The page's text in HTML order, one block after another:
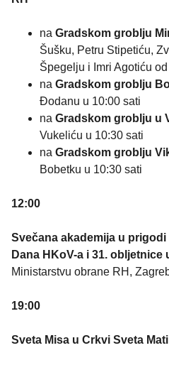
na Gradskom groblju
Šušku, Petru Stipetiću,
Špegelju i Imri Agotiću
na Gradskom groblju
Đodanu u 10:00 sati
na Gradskom groblju u
Vukeliću u 10:30 sati
na Gradskom groblju
Bobetku u 10:30 sati
12:00
Svečana akademija u
Dana HKoV-a i 31. obljetnice
Ministarstvu obrane RH,
19:00
Sveta Misa u Crkvi Sveta